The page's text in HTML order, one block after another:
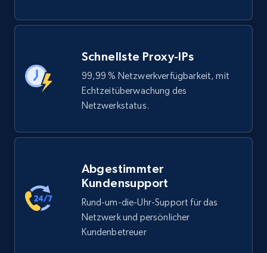
Schnellste Proxy-IPs
99,99 % Netzwerkverfügbarkeit, mit
Echtzeitüberwachung des
Netzwerkstatus.
Abgestimmter
Kundensupport
Rund-um-die-Uhr-Support für das
Netzwerk und persönlicher
Kundenbetreuer